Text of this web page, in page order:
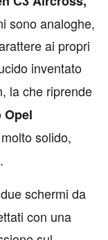
sono analoghe,
ai propri
inventato
la che riprende
Opel
solido,
schermi da
con una